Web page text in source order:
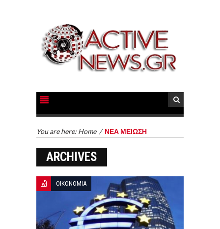
You are here: Home / ΝΕΑ ΜΕΙΩΣΗ
ARCHIVES
ΟΙΚΟΝΟΜΙΑ